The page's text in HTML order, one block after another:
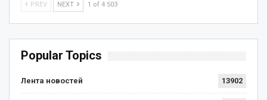
PREV NEXT 1 of 4 503
Popular Topics
Лента новостей 13902